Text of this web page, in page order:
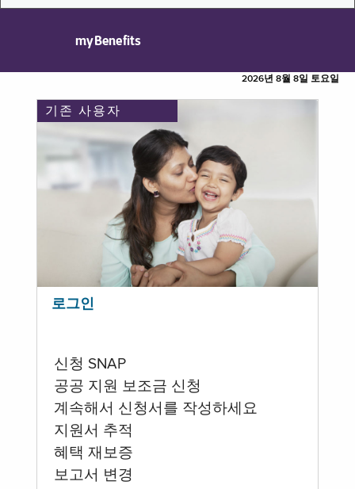
myBenefits
2026년 8월 8일 토요일
기존 사용자
로그인
신청 SNAP
공공 지원 보조금 신청
계속해서 신청서를 작성하세요
지원서 추적
혜택 재보증
보고서 변경